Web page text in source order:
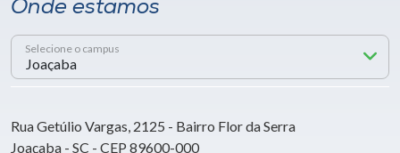
Onde estamos
Selecione o campus
Rua Getúlio Vargas, 2125 - Bairro Flor da Serra
Joaçaba - SC - CEP 89600-000